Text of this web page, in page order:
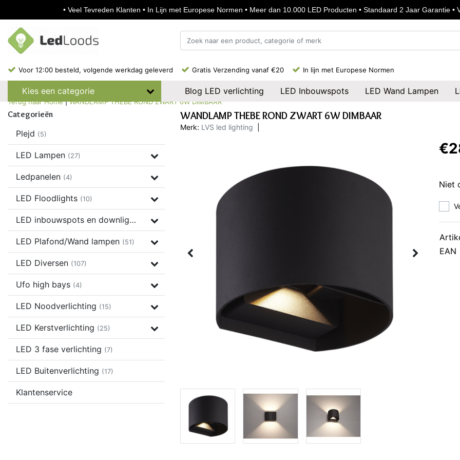
Voor 12:00 besteld, volgende werkdag geleverd Gratis Verzending vanaf €20 In lijn met Europese Normen
Kies een categorie Blog LED verlichting LED Inbouwspots LED Wand Lampen
Terug naar Home|WANDLAMP THEBE ROND ZWART 6W DIMBAAR
Categorieën
Plejd (5)
LED Lampen (27)
Ledpanelen (4)
LED Floodlights (10)
LED inbouwspots en downlights (37)
LED Plafond/Wand lampen (51)
LED Diversen (107)
Ufo high bays (4)
LED Noodverlichting (15)
LED Kerstverlichting (25)
LED 3 fase verlichting (7)
LED Buitenverlichting (17)
Klantenservice
WANDLAMP THEBE ROND ZWART 6W DIMBAAR
Merk: LVS led lighting
Niet
EAN
• Veel Tevreden Klanten • In Lijn met Europese Normen • Meer dan 10.000 LED Producten • Standaard 2 Jaar Garantie